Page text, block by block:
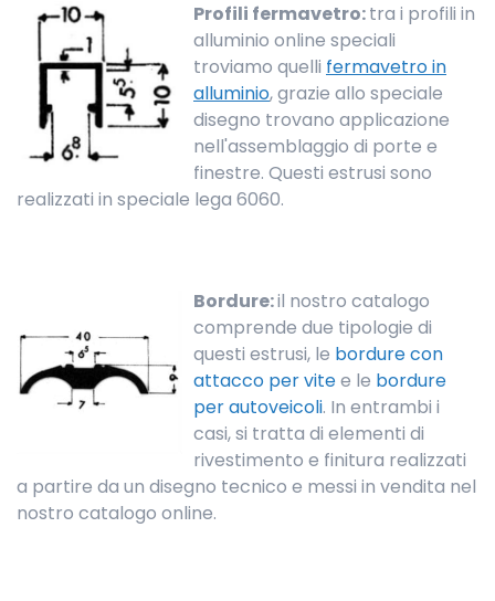
Profili fermavetro:tra i profili in
alluminio online speciali
troviamo quelli fermavetro in
alluminio, grazie allo speciale
disegno trovano applicazione
nell'assemblaggio di porte e
finestre. Questi estrusi sono
realizzati in speciale lega 6060.
Bordure:il nostro catalogo
comprende due tipologie di
questi estrusi, le bordure con
attacco per vitee le bordure
per autoveicoli. In entrambi i
casi, si tratta di elementi di
rivestimento e finitura realizzati
a partire da un disegno tecnico e messi in vendita nel
nostro catalogo online.